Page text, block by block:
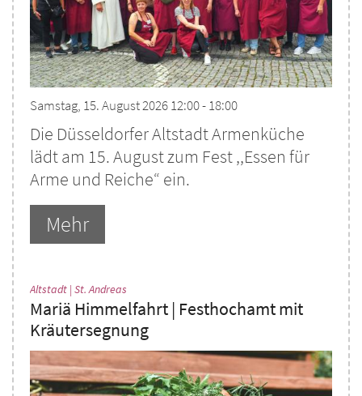
Samstag, 15. August 2026 12:00 - 18:00
Die Düsseldorfer Altstadt Armenküche
lädt am 15. August zum Fest ,,Essen für
Arme und Reiche“ ein.
Mehr
Altstadt | St. Andreas
Mariä Himmelfahrt | Festhochamt mit
Kräutersegnung